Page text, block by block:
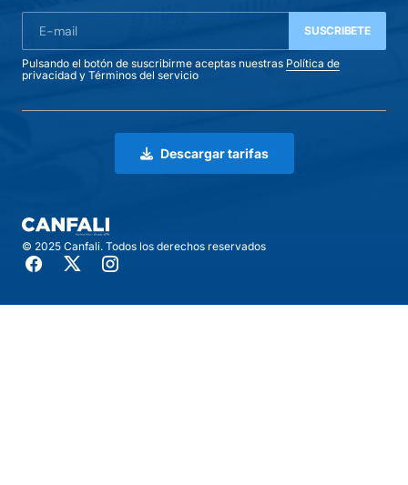
SUSCRIBETE
Pulsando el botón de suscribirme aceptas nuestras Política de
privacidad y Términos del servicio
Descargar tarifas
© 2025 Canfali. Todos los derechos reservados